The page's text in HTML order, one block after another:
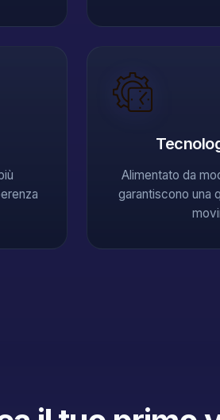
Alimentato da
garantiscono una